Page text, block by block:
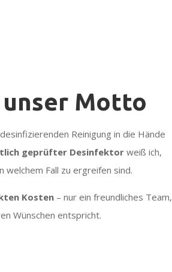
unser Motto
Reinigung in die Hände
geprüfter Desinfektorweiß ich,
welchem Fall zu ergreifen sind.
Kosten – nur ein freundliches Team,
Wünschen entspricht.